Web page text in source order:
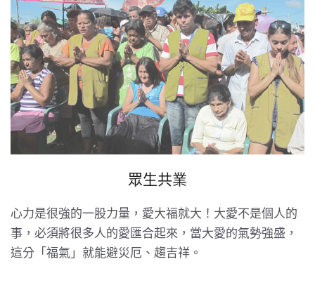
眾生共業
心力是很強的一股力量，愛大福就大！大愛不是個人的
事，必須將很多人的愛匯合起來，當大愛的氣勢強盛，
這分「福氣」就能避災厄、趨吉祥。